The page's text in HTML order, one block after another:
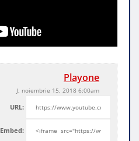
Playone
J, noiembrie 15, 2018 6:00am
URL:
Embed: